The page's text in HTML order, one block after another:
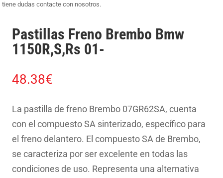
tiene dudas contacte con nosotros.
Pastillas Freno Brembo Bmw
1150R,S,Rs 01-
48.38€
La pastilla de freno Brembo 07GR62SA, cuenta
con el compuesto SA sinterizado, específico para
el freno delantero. El compuesto SA de Brembo,
se caracteriza por ser excelente en todas las
condiciones de uso. Representa una alternativa